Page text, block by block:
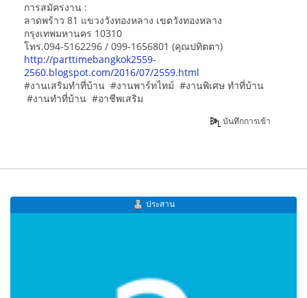
การสมัครงาน :
ลาดพร้าว 81 แขวงวังทองหลาง เขตวังทองหลาง
กรุงเทพมหานคร 10310
โทร.094-5162296 / 099-1656801 (คุณปทิตตา)
http://parttimebangkok2559-
2560.blogspot.com/2016/07/2559.html
#งานเสริมทำที่บ้าน #งานพาร์ทไทม์ #งานพิเศษ ทำที่บ้าน
#งานทำที่บ้าน #อาชีพเสริม
บันทึกการเข้า
ประสาน